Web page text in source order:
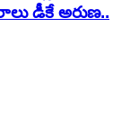
డీకే అరుణ..